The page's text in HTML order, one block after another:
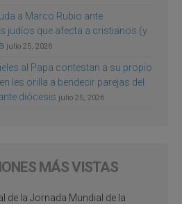
a Marco Rubio ante
judíos que afecta a cristianos (y
julio 25, 2026
al Papa contestan a su propio
les orilla a bendecir parejas del
diócesis julio 25, 2026
MÁS VISTAS
de la Jornada Mundial de la